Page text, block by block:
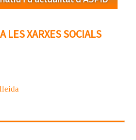
LES XARXES SOCIALS